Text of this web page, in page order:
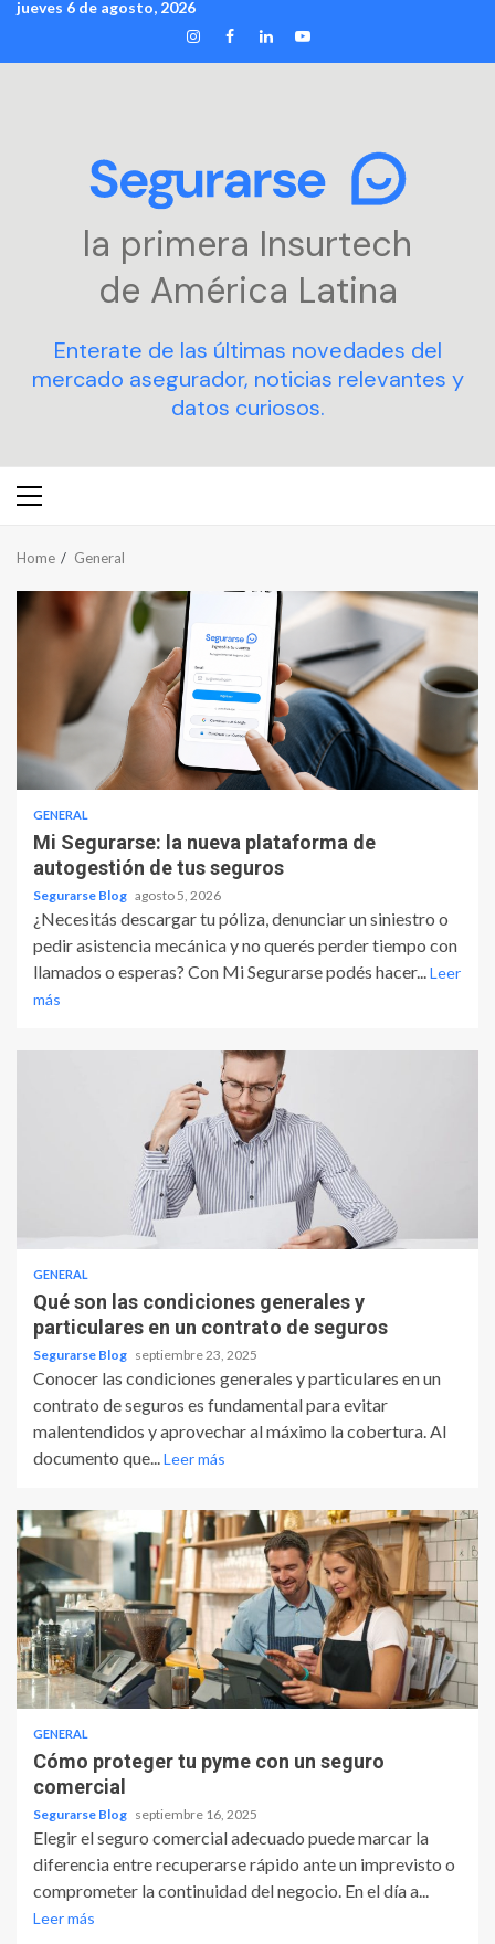
Skip
content
jueves 6 de agosto, 2026
INSTAGRAM
FACEBOOK
LINKEDIN
YOUTUBE
la primera Insurtech
de América Latina
Enterate de las últimas novedades del
mercado asegurador, noticias relevantes y
datos curiosos.
Primary
Home General
GENERAL
Mi Segurarse: la nueva plataforma de
autogestión de tus seguros
Segurarse Blog agosto 5, 2026
¿Necesitás descargar tu póliza, denunciar un siniestro o
pedir asistencia mecánica y no querés perder tiempo con
llamados o esperas? Con Mi Segurarse podés hacer...Leer
más
GENERAL
Qué son las condiciones generales y
particulares en un contrato de seguros
Segurarse Blog septiembre 23, 2025
Conocer las condiciones generales y particulares en un
contrato de seguros es fundamental para evitar
malentendidos y aprovechar al máximo la cobertura. Al
documento que...Leer más
GENERAL
Cómo proteger tu pyme con un seguro
comercial
Segurarse Blog septiembre 16, 2025
Elegir el seguro comercial adecuado puede marcar la
diferencia entre recuperarse rápido ante un imprevisto o
comprometer la continuidad del negocio. En el día a...
Leer más